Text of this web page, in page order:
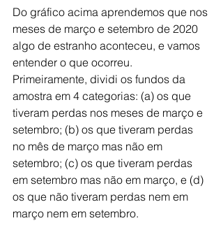
Do gráfico acima aprendemos que nos
meses de março e setembro de 2020
algo de estranho aconteceu, e vamos
entender o que ocorreu.
Primeiramente, dividi os fundos da
amostra em 4 categorias: (a) os que
tiveram perdas nos meses de março e
setembro; (b) os que tiveram perdas
no mês de março mas não em
setembro; (c) os que tiveram perdas
em setembro mas não em março, e (d)
os que não tiveram perdas nem em
março nem em setembro.